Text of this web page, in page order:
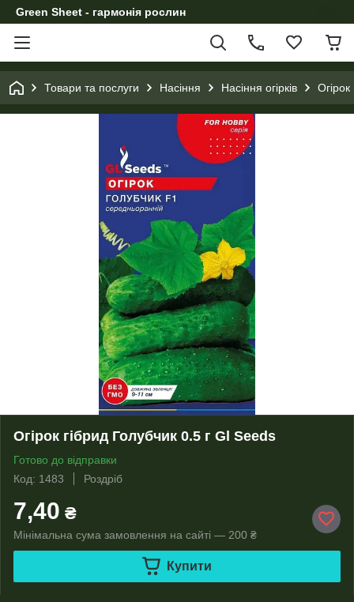
Green Sheet - гармонія рослин
Товари та послуги Насіння Насіння огірків
Огірок гібрид Голубчик 0.5 г Gl Seeds
Готово до відправки
Код: 1483
Роздріб
7,40 ₴
Мінімальна сума замовлення на сайті — 200 ₴
Купити